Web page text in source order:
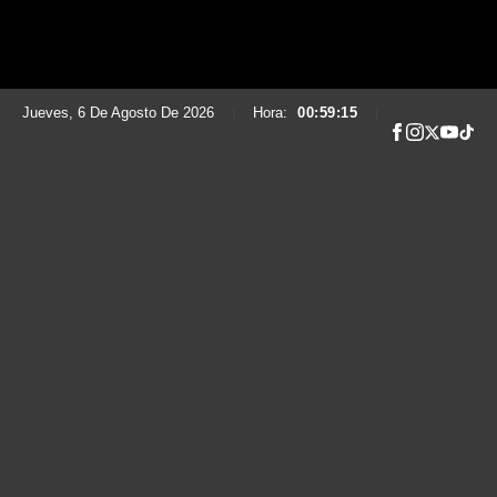
Jueves, 6 De Agosto De 2026 Hora: 00:59:16